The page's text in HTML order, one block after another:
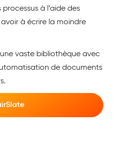
à l’aide des
à écrire la moindre
vaste bibliothèque avec
de documents